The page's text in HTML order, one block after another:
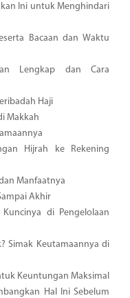
Ini untuk Menghindari
Bacaan dan Waktu
Lengkap dan Cara
Haji
Makkah
Hijrah ke Rekening
Manfaatnya
Akhir
di Pengelolaan
Simak Keutamaannya di
Keuntungan Maksimal
Hal Ini Sebelum